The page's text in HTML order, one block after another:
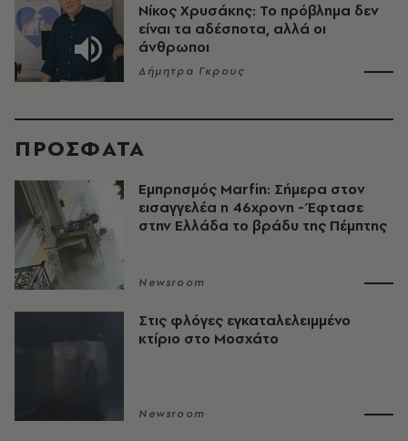
Νίκος Χρυσάκης: Το πρόβλημα δεν
είναι τα αδέσποτα, αλλά οι
άνθρωποι
Δήμητρα Γκρους
ΠΡΟΣΦΑΤΑ
Εμπρησμός Marfin: Σήμερα στον
εισαγγελέα η 46χρονη - Έφτασε
στην Ελλάδα το βράδυ της Πέμπτης
Newsroom
Στις φλόγες εγκαταλελειμμένο
κτίριο στο Μοσχάτο
Newsroom